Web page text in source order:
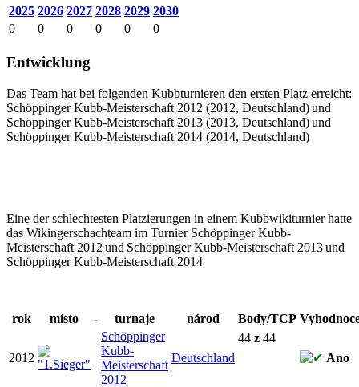
2025 2026 2027 2028 2029 2030
0
0 0 0 0 0
Entwicklung
Das Team hat bei folgenden Kubbturnieren den ersten Platz erreicht:
Schöppinger Kubb-Meisterschaft 2012 (2012, Deutschland)und
Schöppinger Kubb-Meisterschaft 2013 (2013, Deutschland)und
Schöppinger Kubb-Meisterschaft 2014 (2014, Deutschland)
Eine der schlechtesten Platzierungen in einem Kubbwikiturnier hatte
das Wikingerschachteam im Turnier Schöppinger Kubb-
Meisterschaft 2012 und Schöppinger Kubb-Meisterschaft 2013und
Schöppinger Kubb-Meisterschaft 2014
rok místo - turnaje národ Body/TCP
2012
Schöppinger
Kubb-
Meisterschaft
2012
Deutschland
44 z 44
Ano